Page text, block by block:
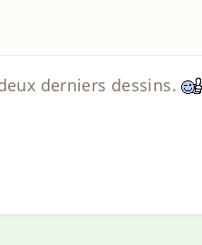
derniers dessins.